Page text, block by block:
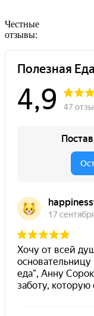
Честные
отзывы: